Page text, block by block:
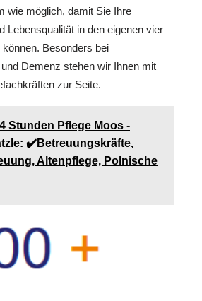
wie möglich, damit Sie Ihre
Lebensqualität in den eigenen vier
Besonders bei
Demenz stehen wir Ihnen mit
zur Seite.
Stunden Pflege Moos -
✔️Betreuungskräfte,
Altenpflege, Polnische